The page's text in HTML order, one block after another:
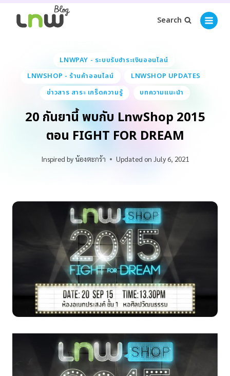
Search
LNWPAY - ระบบรับชำระเงินออนไลน์
LNWSHOP - ร้านค้าออนไลน์
LNWSHOP UPDATES
ข่าวสาร สาระ เกร็ดความรู้
บทความแนะนำ
20 กันยานี้ พบกับ LnwShop 2015
ตอน FIGHT FOR DREAM
Inspired by น้องตะกร้า Updated on July 6, 2021